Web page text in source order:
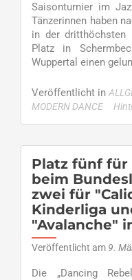
Saisonturnier im
Tänzerinnen haben
in der
Platz in
Wuppertal einen
Veröffentlicht in
MODERN DANCE
Platz fünf für
beim
zwei für
Kinderliga
"Avalanche"
Veröffentlicht am 9.
Die „Dancing